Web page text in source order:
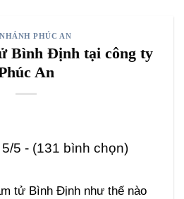
PHÚC AN
Bình Định tại công ty
An
5/5 - (131 bình chọn)
tử Bình Định như thế nào